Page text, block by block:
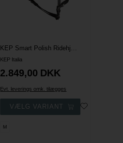
KEP Italia
2.849,00 DKK
Evt. leverings omk. tilægges
M